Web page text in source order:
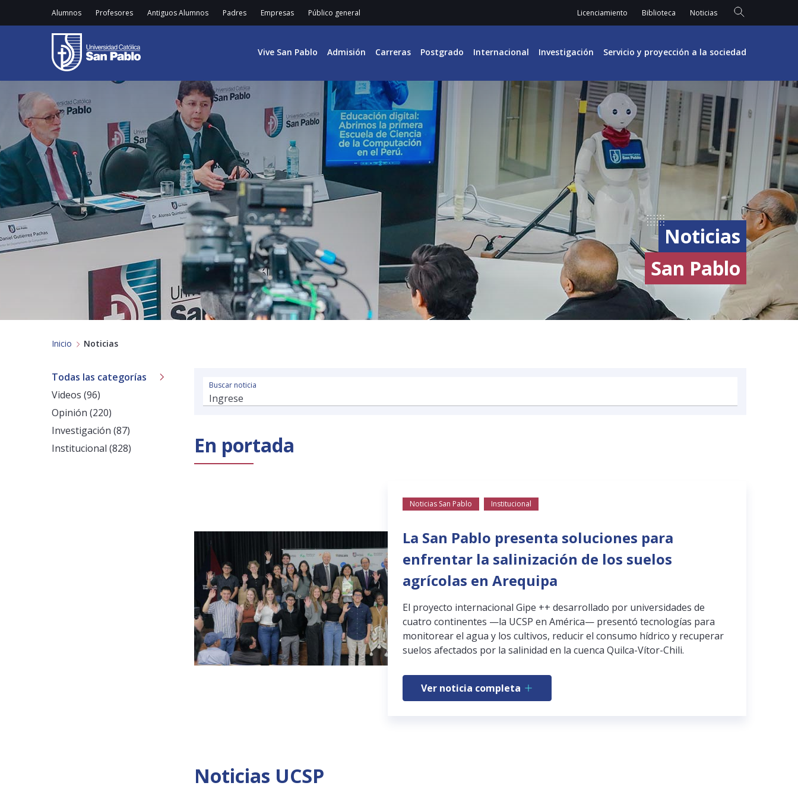
Alumnos Profesores Antiguos Alumnos Padres Empresas Público general Licenciamiento Biblioteca Noticias
Vive San Pablo Admisión Carreras Postgrado Internacional Investigación Servicio y proyección a la sociedad
Noticias
San Pablo
Inicio Noticias
Todas las categorías
Videos (96)
Opinión (220)
Investigación (87)
Institucional (828)
Buscar noticia
En portada
Noticias San Pablo Institucional
La San Pablo presenta soluciones para
enfrentar la salinización de los suelos
agrícolas en Arequipa
El proyecto internacional Gipe ++ desarrollado por universidades de
cuatro continentes —la UCSP en América— presentó tecnologías para
monitorear el agua y los cultivos, reducir el consumo hídrico y recuperar
suelos afectados por la salinidad en la cuenca Quilca-Vítor-Chili.
Ver noticia completa
Noticias UCSP